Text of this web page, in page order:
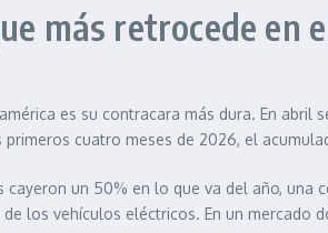
más retrocede en
es su contracara más dura. En
cuatro meses de 2026, el
un 50% en lo que va del año,
los vehículos eléctricos. En un